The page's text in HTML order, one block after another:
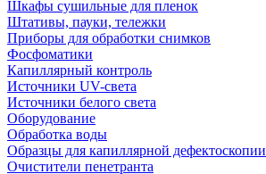
Шкафы сушильные для пленок
Штативы, пауки, тележки
Приборы для обработки снимков
Фосфоматики
Капиллярный контроль
Источники UV-света
Источники белого света
Оборудование
Обработка воды
Образцы для капиллярной дефектоскопии
Очистители пенетранта